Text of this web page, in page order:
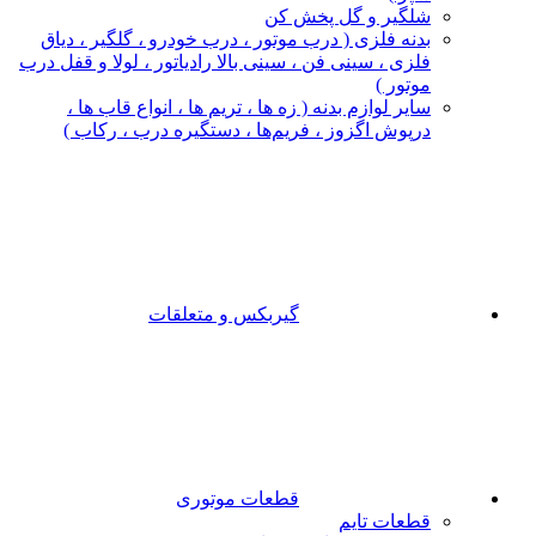
شلگیر و گل‌ پخش‌ کن
بدنه فلزی ( درب موتور ، درب خودرو ، گلگیر ، دیاق
فلزی ، سینی فن ، سینی بالا رادیاتور ، لولا و قفل درب
موتور )
سایر لوازم بدنه ( زه ها ، تریم ها ، انواع قاب ها ،
درپوش اگزوز ، فریم‌ها ، دستگیره درب ، رکاب )
گیربکس و متعلقات
قطعات موتوری
قطعات تایم